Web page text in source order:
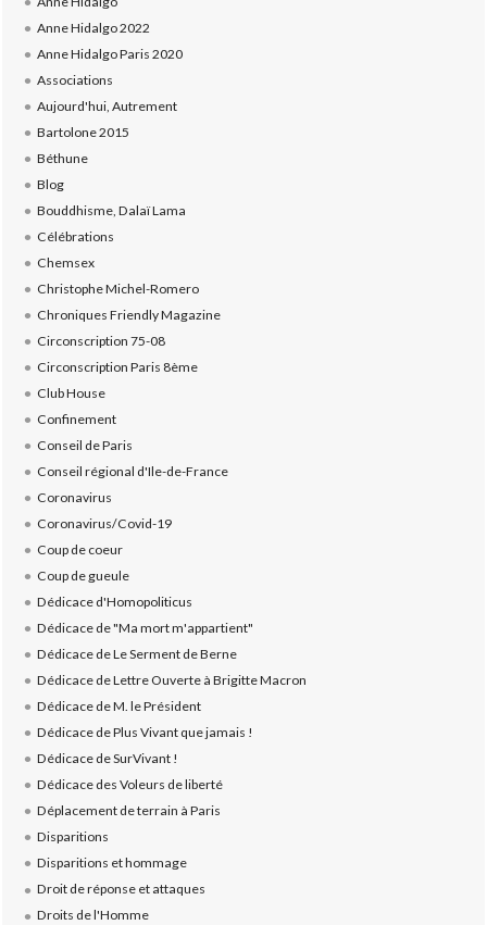
Anne Hidalgo 2022
Anne Hidalgo Paris 2020
Associations
Aujourd'hui, Autrement
Bartolone 2015
Béthune
Blog
Bouddhisme, Dalaï Lama
Célébrations
Chemsex
Christophe Michel-Romero
Chroniques Friendly Magazine
Circonscription 75-08
Circonscription Paris 8ème
Club House
Confinement
Conseil de Paris
Conseil régional d'Ile-de-France
Coronavirus
Coronavirus/Covid-19
Coup de coeur
Coup de gueule
Dédicace d'Homopoliticus
Dédicace de "Ma mort m'appartient"
Dédicace de Le Serment de Berne
Dédicace de Lettre Ouverte à Brigitte Macron
Dédicace de M. le Président
Dédicace de Plus Vivant que jamais !
Dédicace de SurVivant !
Dédicace des Voleurs de liberté
Déplacement de terrain à Paris
Disparitions
Disparitions et hommage
Droit de réponse et attaques
Droits de l'Homme